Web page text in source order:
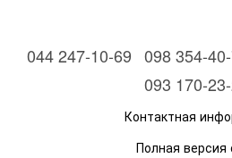
044 247-10-69 098 354-
093 170-
Контактная
Полная версия